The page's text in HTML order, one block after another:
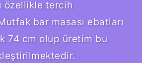
özellikle tercih
bar masası ebatları
74 cm olup üretim bu